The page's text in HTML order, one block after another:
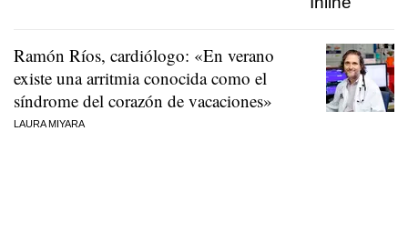
Ramón Ríos, cardiólogo: «En verano
existe una arritmia conocida como el
síndrome del corazón de vacaciones»
LAURA MIYARA